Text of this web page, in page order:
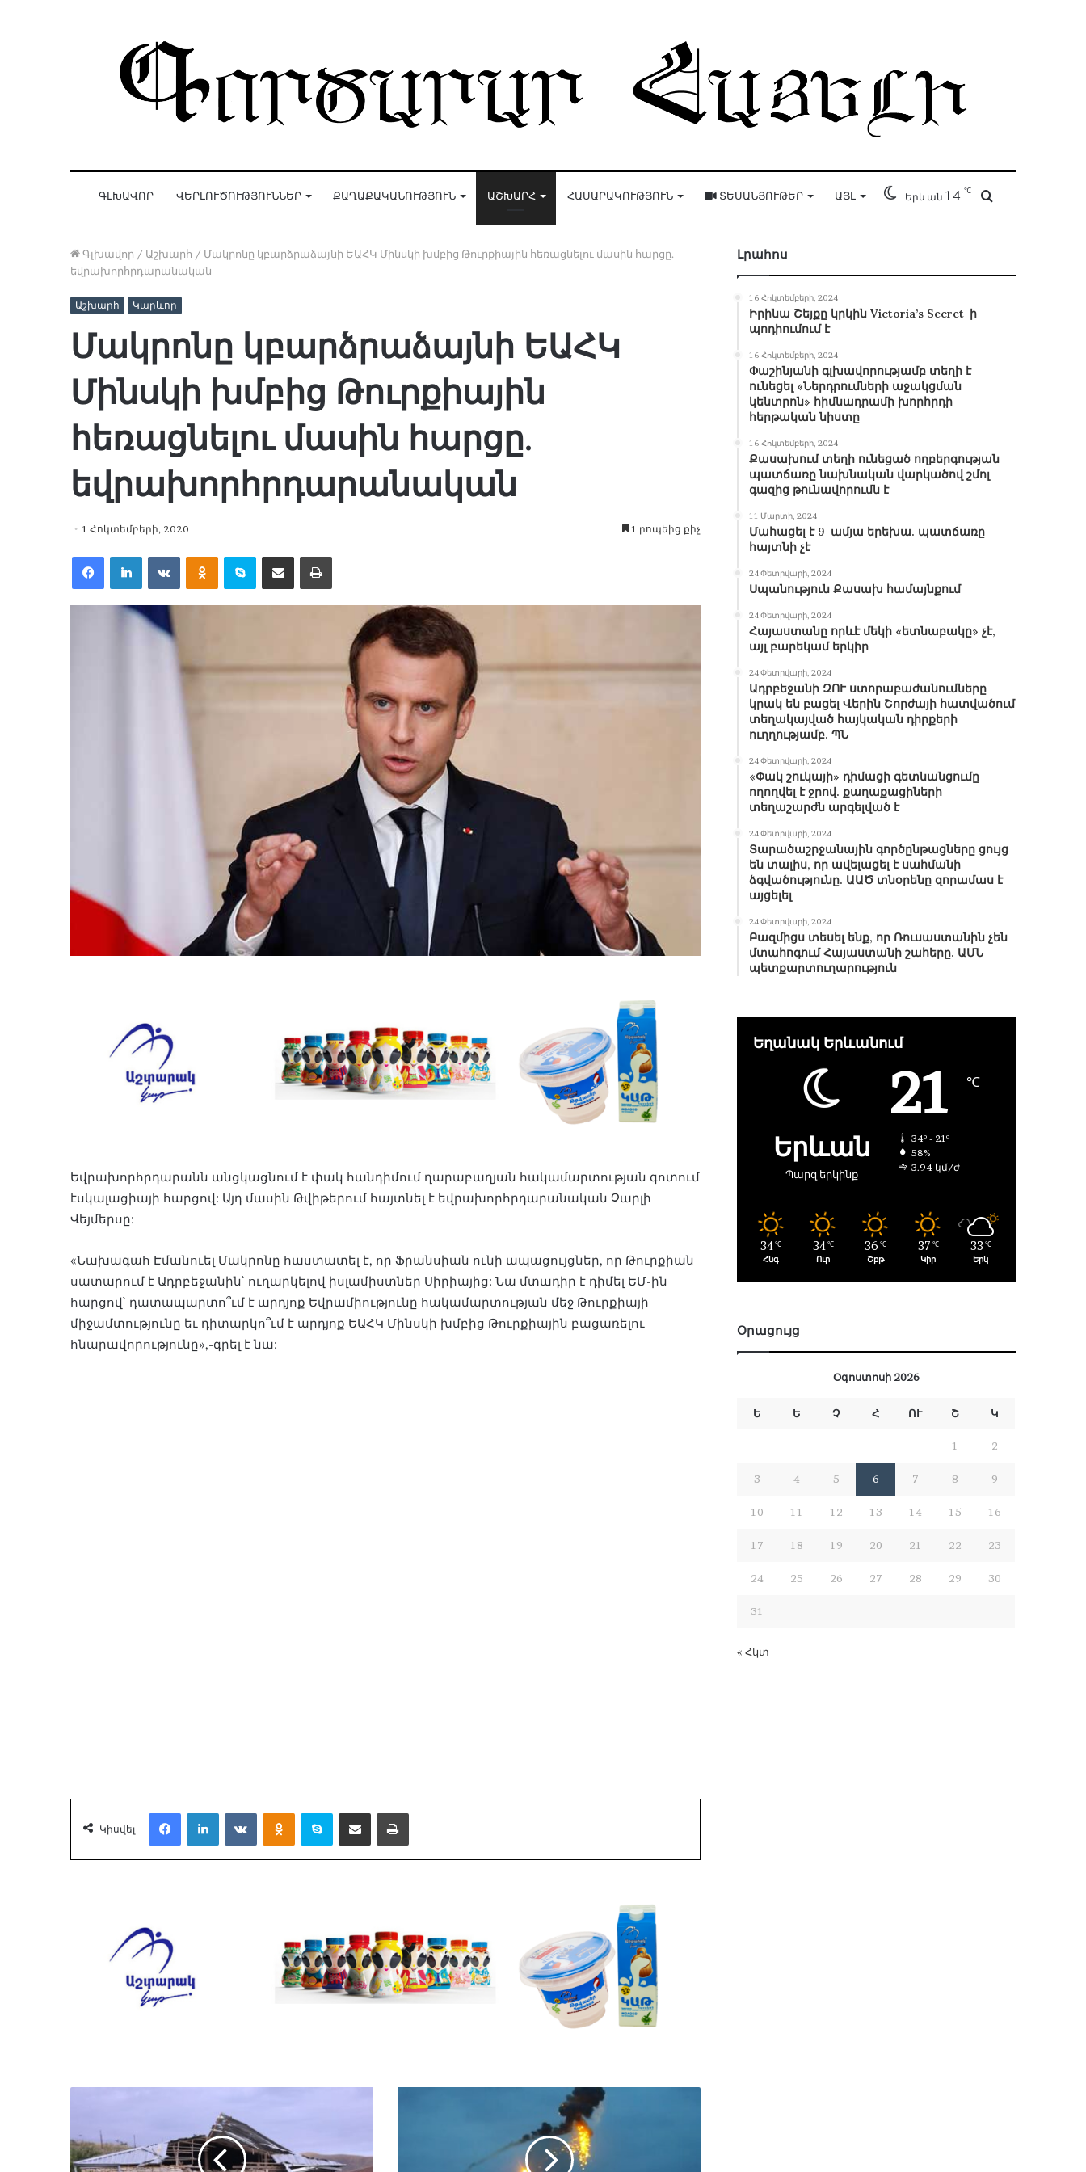
ԳԼԽԱՎՈՐ ՎԵՐԼՈՒԾՈՒԹՅՈՒՆՆԵՐ ՔԱՂԱՔԱԿԱՆՈՒԹՅՈՒՆ ԱՇԽԱՐՀ ՀԱՍԱՐԱԿՈՒԹՅՈՒՆ ՏԵՍԱՆՅՈՒԹԵՐ ԱՅԼ Երևան 14 ℃
Գլխավոր / Աշխարհ / Մակրոնը կբարձրաձայնի ԵԱՀԿ Մինսկի խմբից Թուրքիային հեռացնելու մասին հարցը.
եվրախորհրդարանական
Աշխարհ Կարևոր
Մակրոնը կբարձրաձայնի ԵԱՀԿ
Մինսկի խմբից Թուրքիային
հեռացնելու մասին հարցը.
եվրախորհրդարանական
1 Հոկտեմբերի, 2020 1 րոպեից քիչ
FacebookLinkedInVKontakteOdnoklassniki
Skype Share via Email Print
Եվրախորհրդարանն անցկացնում է փակ հանդիմում ղարաբաղյան հակամարտության գոտում
էսկալացիայի հարցով: Այդ մասին Թվիթերում հայտնել է եվրախորհրդարանական Չարլի
Վեյմերսը:
«Նախագահ Էմանուել Մակրոնը հաստատել է, որ Ֆրանսիան ունի ապացույցներ, որ Թուրքիան
սատարում է Ադրբեջանին՝ ուղարկելով իսլամիստներ Սիրիայից: Նա մտադիր է դիմել ԵՄ-ին
հարցով՝ դատապարտո՞ւմ է արդյոք Եվրամիությունը հակամարտության մեջ Թուրքիայի
միջամտությունը եւ դիտարկո՞ւմ է արդյոք ԵԱՀԿ Մինսկի խմբից Թուրքիային բացառելու
հնարավորությունը»,-գրել է նա:
Կիսվել
FacebookLinkedInVKontakteOdnoklassniki
Skype Share via Email Print
Լրահոս
16 Հոկտեմբերի, 2024
Իրինա Շեյքը կրկին Victoria’s Secret-ի
պոդիումում է
16 Հոկտեմբերի, 2024
Փաշինյանի գլխավորությամբ տեղի է
ունեցել «Ներդրումների աջակցման
կենտրոն» հիմնադրամի խորհրդի
հերթական նիստը
16 Հոկտեմբերի, 2024
Քասախում տեղի ունեցած ողբերգության
պատճառը նախնական վարկածով շմոլ
գազից թունավորումն է
11 Մարտի, 2024
Մահացել է 9-ամյա երեխա. պատճառը
հայտնի չէ
24 Փետրվարի, 2024
Սպանություն Քասախ համայնքում
24 Փետրվարի, 2024
Հայաստանը որևէ մեկի «ետնաբակը» չէ,
այլ բարեկամ երկիր
24 Փետրվարի, 2024
Ադրբեջանի ԶՈՒ ստորաբաժանումները
կրակ են բացել Վերին Շորժայի հատվածում
տեղակայված հայկական դիրքերի
ուղղությամբ. ՊՆ
24 Փետրվարի, 2024
«Փակ շուկայի» դիմացի գետնանցումը
ողողվել է ջրով. քաղաքացիների
տեղաշարժն արգելված է
24 Փետրվարի, 2024
Տարածաշրջանային գործընթացները ցույց
են տալիս, որ ավելացել է սահմանի
ձգվածությունը. ԱԱԾ տնօրենը զորամաս է
այցելել
24 Փետրվարի, 2024
Բազմիցս տեսել ենք, որ Ռուսաստանին չեն
մտահոգում Հայաստանի շահերը. ԱՄՆ
պետքարտուղարություն
Եղանակ Երևանում
Երևան
Պարզ երկինք
21 ℃
34º - 21º
58%
3.94 կմ/ժ
34 ℃
Հնգ
34 ℃
Ուր
36 ℃
Շբթ
37 ℃
Կիր
33 ℃
Երկ
Օրացույց
Օգոստոսի 2026
Ե Ե Չ Հ ՈՒ Շ Կ
1 2
3 4 5 6 7 8 9
10 11 12 13 14 15 16
17 18 19 20 21 22 23
24 25 26 27 28 29 30
31
« Հկտ